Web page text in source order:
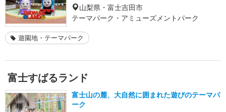
山梨県・富士吉田市
テーマパーク・アミューズメントパーク
遊園地・テーマパーク
富士すばるランド
富士山の麓、大自然に囲まれた遊びのテーマパ
ーク